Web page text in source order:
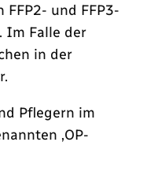
und FFP3-
Im Falle der
in der
Pflegern im
‚OP-